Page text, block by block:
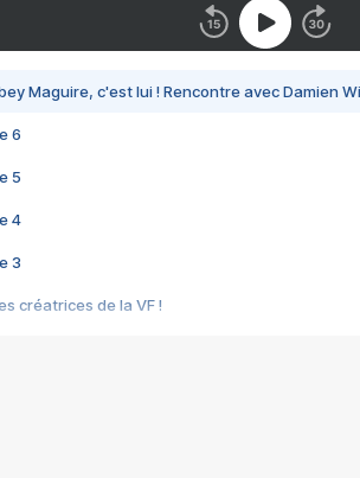
Maguire, c'est lui ! Rencontre avec Damien
6
5
4
3
créatrices de la VF !